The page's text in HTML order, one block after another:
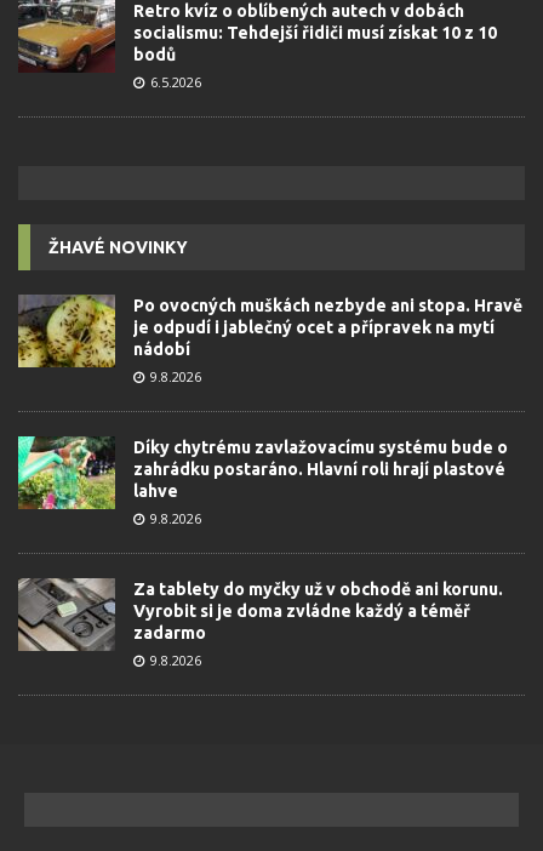
Retro kvíz o oblíbených autech v dobách
socialismu: Tehdejší řidiči musí získat 10 z 10
bodů
6.5.2026
ŽHAVÉ NOVINKY
Po ovocných muškách nezbyde ani stopa. Hravě
je odpudí i jablečný ocet a přípravek na mytí
nádobí
9.8.2026
Díky chytrému zavlažovacímu systému bude o
zahrádku postaráno. Hlavní roli hrají plastové
lahve
9.8.2026
Za tablety do myčky už v obchodě ani korunu.
Vyrobit si je doma zvládne každý a téměř
zadarmo
9.8.2026